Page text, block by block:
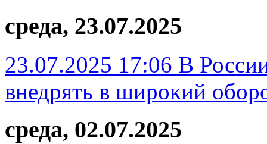
среда, 23.07.2025
23.07.2025 17:06 В
внедрять в широкий
среда, 02.07.2025